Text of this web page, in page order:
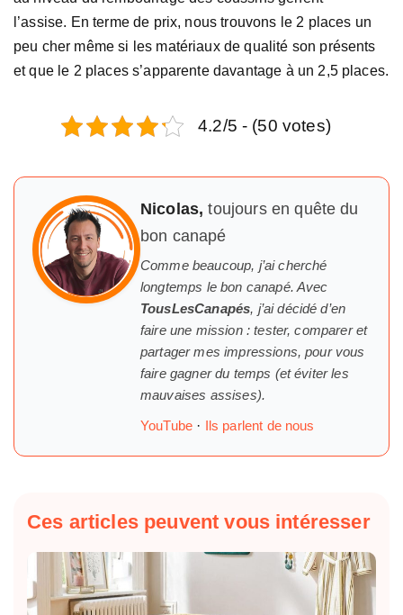
l’assise. En terme de prix, nous trouvons le 2 places un
peu cher même si les matériaux de qualité son présents
et que le 2 places s’apparente davantage à un 2,5 places.
4.2/5 - (50 votes)
Nicolas,toujours en quête du
bon canapé
Comme beaucoup, j’ai cherché
longtemps lebon canapé. Avec
TousLesCanapés, j’ai décidé d’en
faire une mission : tester, comparer et
partager mes impressions, pour vous
faire gagner du temps (et éviter les
mauvaises assises).
YouTube · Ils parlent de nous
Ces articles peuvent vous intéresser